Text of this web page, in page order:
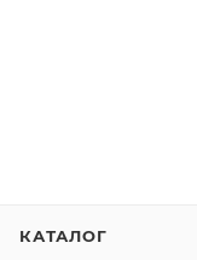
КАТАЛОГ